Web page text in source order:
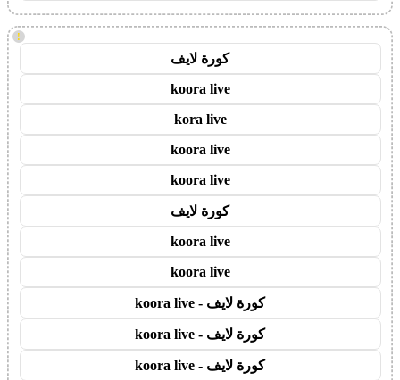
!
كورة لايف
koora live
kora live
koora live
koora live
كورة لايف
koora live
koora live
كورة لايف - koora live
كورة لايف - koora live
كورة لايف - koora live